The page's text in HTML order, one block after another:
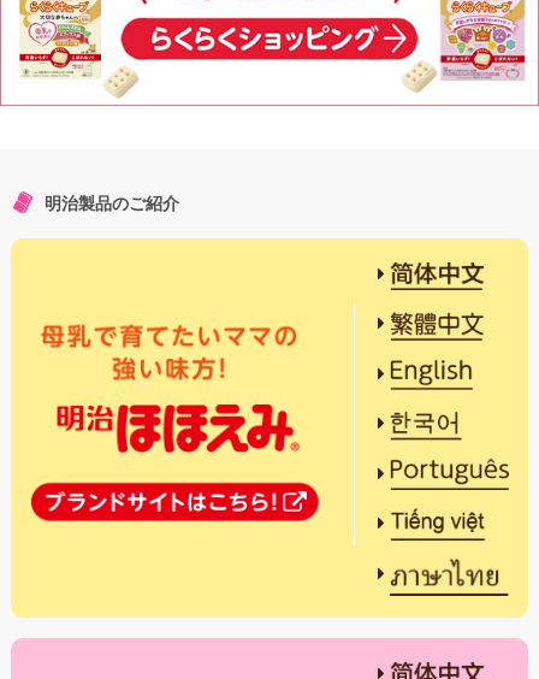
明治製品のご紹介